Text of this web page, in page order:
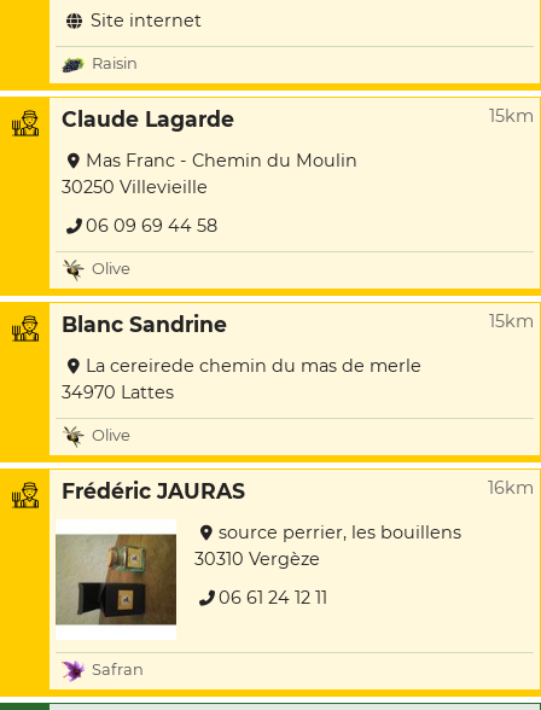
Site internet
Raisin
Claude Lagarde 15km
Mas Franc - Chemin du Moulin
30250 Villevieille
06 09 69 44 58
Olive
Blanc Sandrine 15km
La cereirede chemin du mas de merle
34970 Lattes
Olive
Frédéric JAURAS 16km
source perrier, les bouillens
30310 Vergèze
06 61 24 12 11
Safran